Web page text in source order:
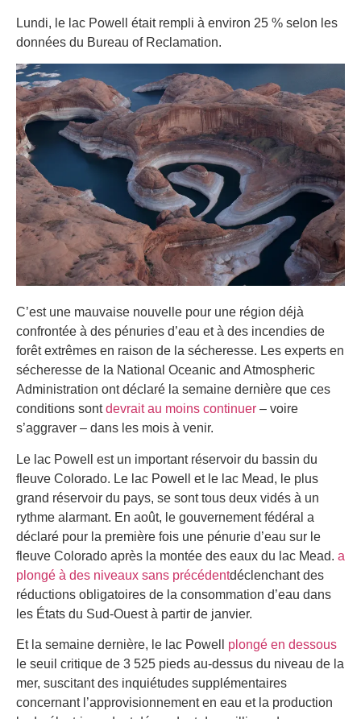
Lundi, le lac Powell était rempli à environ 25 % selon les
données du Bureau of Reclamation.
C’est une mauvaise nouvelle pour une région déjà
confrontée à des pénuries d’eau et à des incendies de
forêt extrêmes en raison de la sécheresse. Les experts en
sécheresse de la National Oceanic and Atmospheric
Administration ont déclaré la semaine dernière que ces
conditions sontdevrait au moins continuer – voire
s’aggraver – dans les mois à venir.
Le lac Powell est un important réservoir du bassin du
fleuve Colorado. Le lac Powell et le lac Mead, le plus
grand réservoir du pays, se sont tous deux vidés à un
rythme alarmant. En août, le gouvernement fédéral a
déclaré pour la première fois une pénurie d’eau sur le
fleuve Colorado après la montée des eaux du lac Mead. a
plongé à des niveaux sans précédentdéclenchant des
réductions obligatoires de la consommation d’eau dans
les États du Sud-Ouest à partir de janvier.
Et la semaine dernière, le lac Powell plongé en dessous
le seuil critique de 3 525 pieds au-dessus du niveau de la
mer, suscitant des inquiétudes supplémentaires
concernant l’approvisionnement en eau et la production